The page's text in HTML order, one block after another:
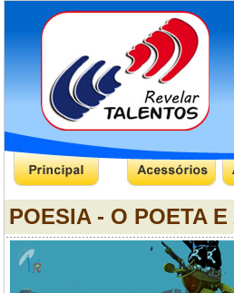
POESIA - O POETA